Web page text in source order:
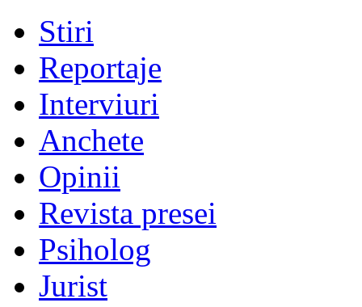
Stiri
Reportaje
Interviuri
Anchete
Opinii
Revista presei
Psiholog
Jurist